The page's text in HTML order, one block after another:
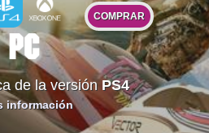
COMPRAR
de la versión PS4
información